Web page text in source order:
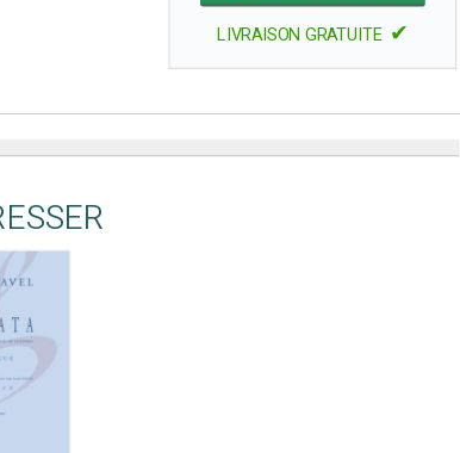
LIVRAISON GRATUITE ✔